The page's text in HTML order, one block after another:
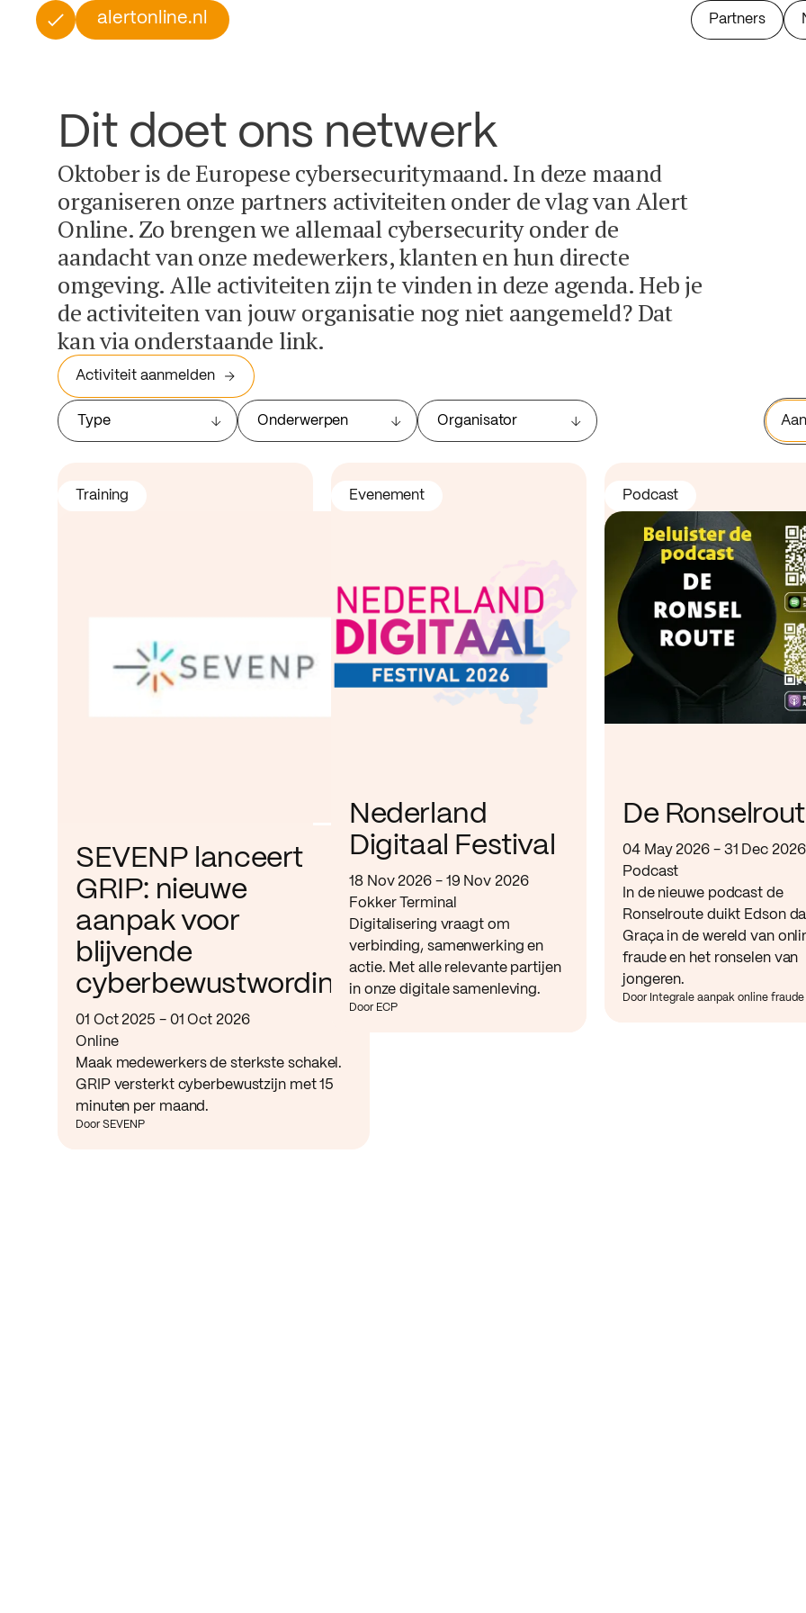
alertonline.nl Partners
Dit doet ons netwerk
Oktober is de Europese cybersecuritymaand. In deze maand
organiseren onze partners activiteiten onder de vlag van Alert
Online. Zo brengen we allemaal cybersecurity onder de
aandacht van onze medewerkers, klanten en hun directe
omgeving. Alle activiteiten zijn te vinden in deze agenda. Heb je
de activiteiten van jouw organisatie nog niet aangemeld? Dat
kan via onderstaande link.
Activiteit aanmelden
Type Onderwerpen Organisator
SEVENP lanceert
GRIP: nieuwe
aanpak voor
blijvende
cyberbewustwording
01 Oct 2025 - 01 Oct 2026
Online
Maak medewerkers de sterkste schakel.
GRIP versterkt cyberbewustzijn met 15
minuten per maand.
Door SEVENP
Training
Nederland
Digitaal Festival
18 Nov 2026 - 19 Nov 2026
Fokker Terminal
Digitalisering vraagt om
verbinding, samenwerking en
actie. Met alle relevante partijen
in onze digitale samenleving.
Door ECP
Evenement
De
04 May 2026 - 31 Dec 2026
Podcast
In de nieuwe podcast de
Ronselroute duikt Edson da
Graça in de wereld van
fraude en het ronselen van
jongeren.
Door Integrale aanpak online fraude
Podcast